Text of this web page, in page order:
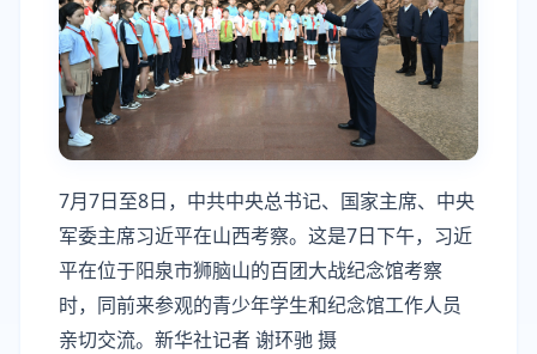
7月7日至8日，中共中央总书记、国家主席、中央
军委主席习近平在山西考察。这是7日下午，习近
平在位于阳泉市狮脑山的百团大战纪念馆考察
时，同前来参观的青少年学生和纪念馆工作人员
亲切交流。新华社记者 谢环驰 摄